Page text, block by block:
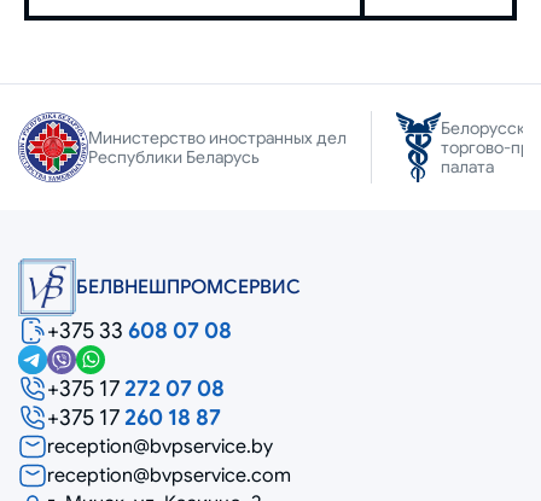
Министерство иностранных дел
Республики Беларусь
Белорусская
торгово-
палата
БЕЛВНЕШПРОМСЕРВИС
+375 33 608 07 08
+375 17 272 07 08
+375 17 260 18 87
reception@bvpservice.by
reception@bvpservice.com